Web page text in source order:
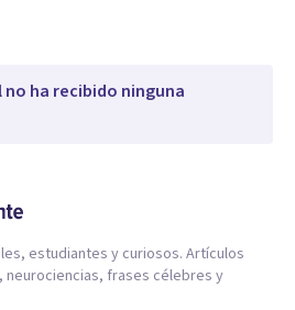
ha recibido ninguna
estudiantes y curiosos. Artículos
neurociencias, frases célebres y